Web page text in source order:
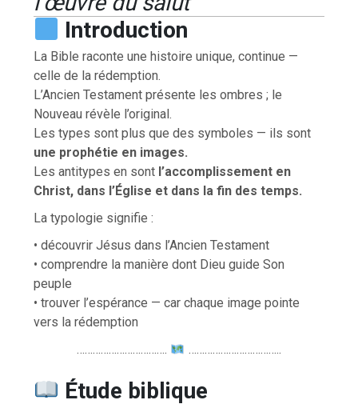
Introduction
La Bible raconte une histoire unique, continue —
celle de la rédemption.
L’Ancien Testament présente les ombres ; le
Nouveau révèle l’original.
Les types sont plus que des symboles — ils sont
une prophétie en images.
Les antitypes en sont l’accomplissement en
Christ, dans l’Église et dans la fin des temps.
La typologie signifie :
• découvrir Jésus dans l’Ancien Testament
• comprendre la manière dont Dieu guide Son
peuple
• trouver l’espérance — car chaque image pointe
vers la rédemption
…………………………….
……………………………..
Étude biblique